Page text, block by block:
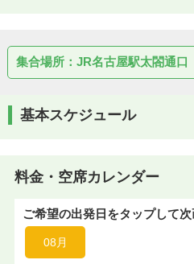
集合場所：JR名古屋駅太閤通口
基本スケジュール
料金・空席カレンダー
ご希望の出発日をタップして次
08月